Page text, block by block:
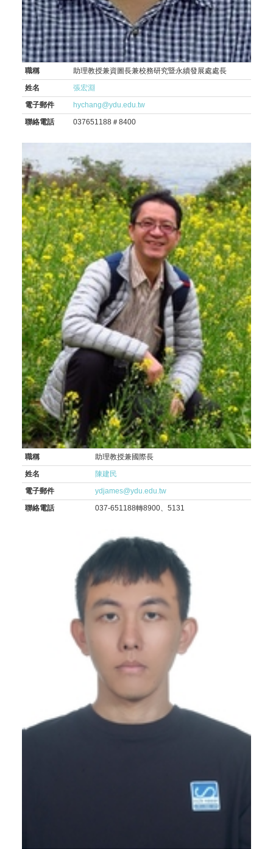
職稱
助理教授兼資圖長兼校務研究暨永續發展處處長
姓名
張宏淵
電子郵件
hychang@ydu.edu.tw
聯絡電話
037651188＃8400
職稱
助理教授兼國際長
姓名
陳建民
電子郵件
ydjames@ydu.edu.tw
聯絡電話
037-651188轉8900、5131